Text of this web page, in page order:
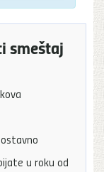
smeštaj
u roku od